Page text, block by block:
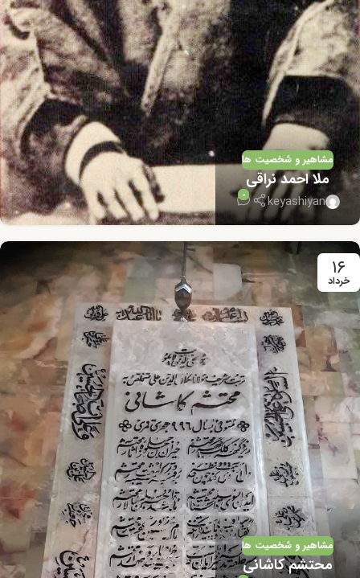
مشاهیر و شخصیت ها
ملا احمد نراقی
keyashiyan
0
۱۶
خرداد
مشاهیر و شخصیت ها
محتشم کاشانی